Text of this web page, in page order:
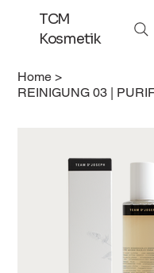
TCM
Kosmetik
Home >